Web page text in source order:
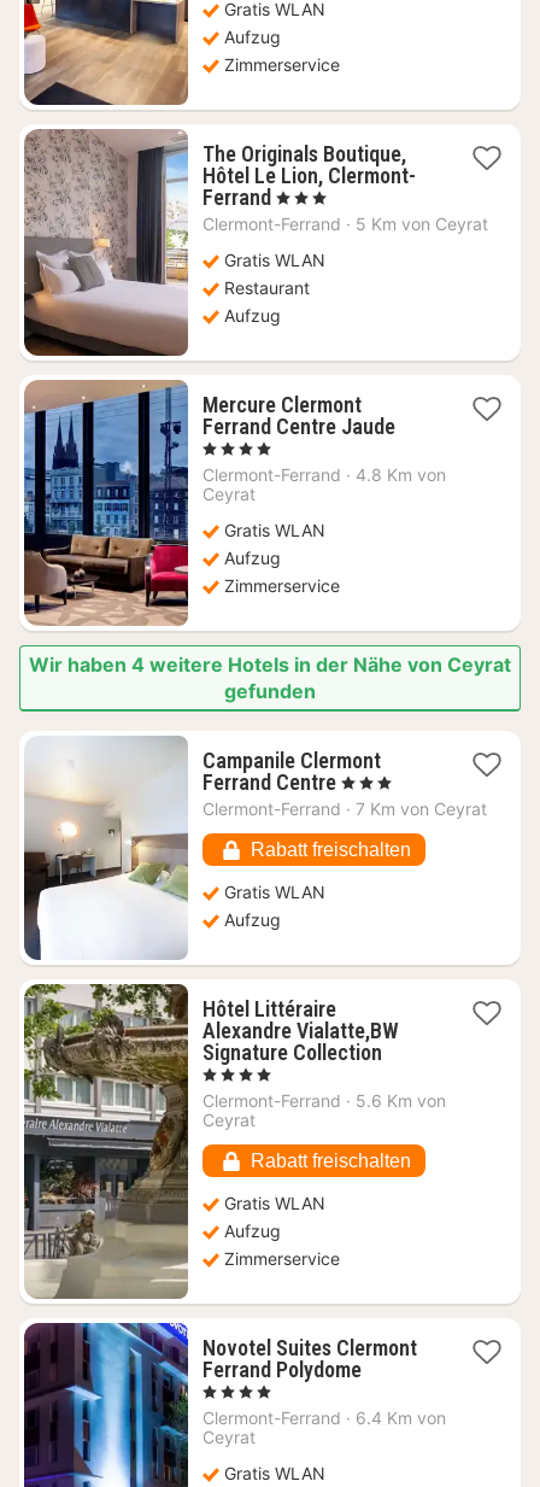
€
Gratis WLAN
Aufzug
Zimmerservice
The Originals Boutique,
Hôtel Le Lion, Clermont-
Ferrand 1
Nacht
77,78
€
, 3 Sterne
Clermont-Ferrand · 5 Km von Ceyrat
Gratis WLAN
Restaurant
Aufzug
Mercure Clermont
Ferrand Centre Jaude1
ab
, 4 Sterne
Clermont-Ferrand · 4.8 Km von
Ceyrat
Gratis WLAN
Aufzug
Zimmerservice
Wir haben 4 weitere Hotels in der Nähe von Ceyrat
gefunden
Campanile Clermont
Ferrand Centre1
Nacht
63,16
€
, 3 Sterne
Clermont-Ferrand · 7 Km von Ceyrat
Rabatt freischalten
Gratis WLAN
Aufzug
Hôtel Littéraire
Alexandre Vialatte,BW
Signature Collection1
ab
, 4 Sterne
Clermont-Ferrand · 5.6 Km von
Ceyrat
Rabatt freischalten
Gratis WLAN
Aufzug
Zimmerservice
Novotel Suites Clermont
Ferrand Polydome1
ab
, 4 Sterne
Clermont-Ferrand · 6.4 Km von
Ceyrat
Gratis WLAN